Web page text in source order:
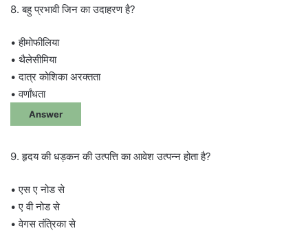
8. बहु प्रभावी जिन का उदाहरण है?
• हीमोफीलिया
• थैलेसीमिया
• दात्र कोशिका अरक्तता
• वर्णांधता
Answer
9. हृदय की धड़कन की उत्पत्ति का आवेश उत्पन्न होता है?
• एस ए नोड से
• ए वी नोड से
• वेगस तंत्रिका से